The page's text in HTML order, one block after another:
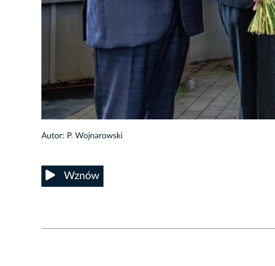
Autor: P. Wojnarowski
Wznów